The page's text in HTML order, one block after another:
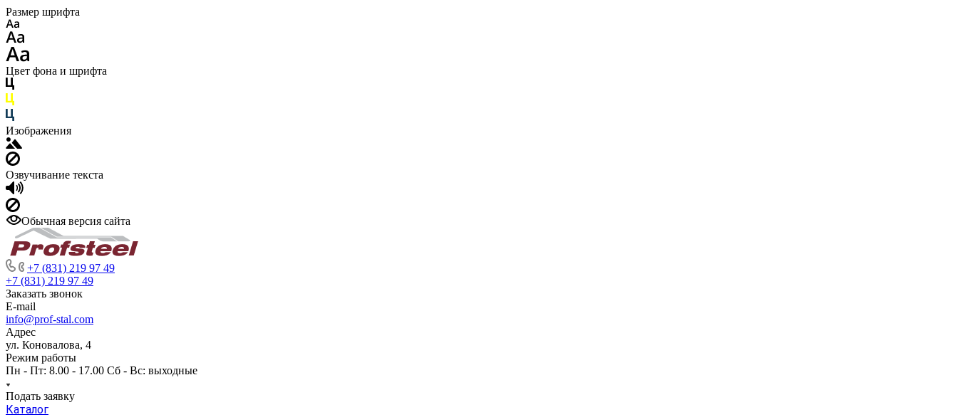
Размер шрифта
Цвет фона и шрифта
Изображения
Озвучивание текста
Обычная версия сайта
+7 (831) 219 97 49
+7 (831) 219 97 49
Заказать звонок
E-mail
info@prof-stal.com
Адрес
ул. Коновалова, 4
Режим работы
Пн - Пт: 8.00 - 17.00 Сб - Вс: выходные
Подать заявку
Каталог